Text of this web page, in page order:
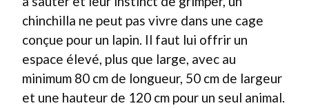
chinchilla ne peut pas vivre dans une cage
conçue pour un lapin. Il faut lui offrir un
espace élevé, plus que large, avec au
minimum 80 cm de longueur, 50 cm de largeur
et une hauteur de 120 cm pour un seul animal.